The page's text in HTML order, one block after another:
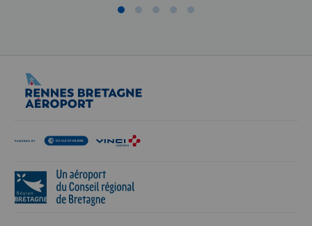
laisser partir en toute sérénité.